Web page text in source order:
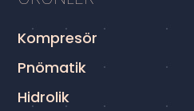
Kompresör
Pnömatik
Hidrolik